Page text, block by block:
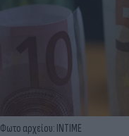
Φωτο αρχείου: INTIME